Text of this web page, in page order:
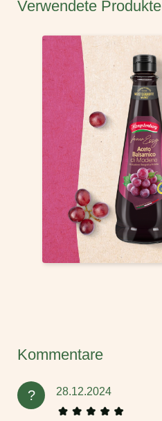
Verwendete Produkte
Kommentare
? 28.12.2024